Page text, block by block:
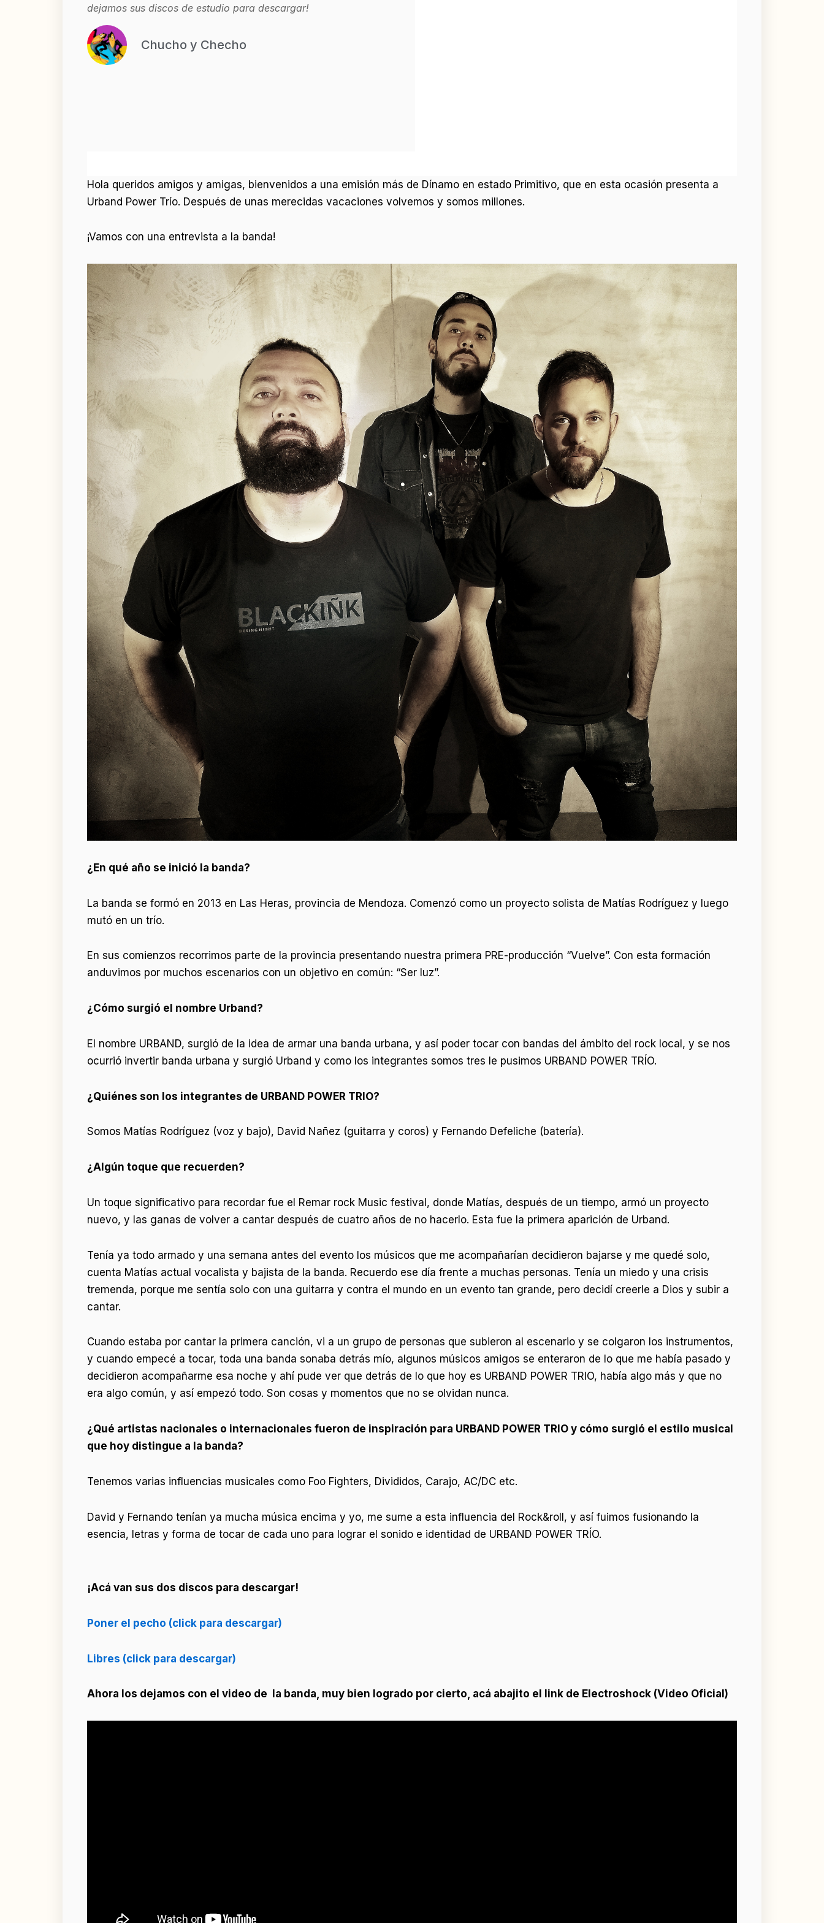
dejamos sus discos de estudio para descargar!
Chucho y Checho
Hola queridos amigos y amigas, bienvenidos a una emisión más de Dínamo en estado Primitivo, que en esta ocasión presenta a
Urband Power Trío. Después de unas merecidas vacaciones volvemos y somos millones.
¡Vamos con una entrevista a la banda!
¿En qué año se inició la banda?
La banda se formó en 2013 en Las Heras, provincia de Mendoza. Comenzó como un proyecto solista de Matías Rodríguez y luego
mutó en un trío.
En sus comienzos recorrimos parte de la provincia presentando nuestra primera PRE-producción “Vuelve”. Con esta formación
anduvimos por muchos escenarios con un objetivo en común: “Ser luz”.
¿Cómo surgió el nombre Urband?
El nombre URBAND, surgió de la idea de armar una banda urbana, y así poder tocar con bandas del ámbito del rock local, y se nos
ocurrió invertir banda urbana y surgió Urband y como los integrantes somos tres le pusimos URBAND POWER TRÍO.
¿Quiénes son los integrantes de URBAND POWER TRIO?
Somos Matías Rodríguez (voz y bajo), David Nañez (guitarra y coros) y Fernando Defeliche (batería).
¿Algún toque que recuerden?
Un toque significativo para recordar fue el Remar rock Music festival, donde Matías, después de un tiempo, armó un proyecto
nuevo, y las ganas de volver a cantar después de cuatro años de no hacerlo. Esta fue la primera aparición de Urband.
Tenía ya todo armado y una semana antes del evento los músicos que me acompañarían decidieron bajarse y me quedé solo,
cuenta Matías actual vocalista y bajista de la banda. Recuerdo ese día frente a muchas personas. Tenía un miedo y una crisis
tremenda, porque me sentía solo con una guitarra y contra el mundo en un evento tan grande, pero decidí creerle a Dios y subir a
cantar.
Cuando estaba por cantar la primera canción, vi a un grupo de personas que subieron al escenario y se colgaron los instrumentos,
y cuando empecé a tocar, toda una banda sonaba detrás mío, algunos músicos amigos se enteraron de lo que me había pasado y
decidieron acompañarme esa noche y ahí pude ver que detrás de lo que hoy es URBAND POWER TRIO, había algo más y que no
era algo común, y así empezó todo. Son cosas y momentos que no se olvidan nunca.
¿Qué artistas nacionales o internacionales fueron de inspiración para URBAND POWER TRIO y cómo surgió el estilo musical
que hoy distingue a la banda?
Tenemos varias influencias musicales como Foo Fighters, Divididos, Carajo, AC/DC etc.
David y Fernando tenían ya mucha música encima y yo, me sume a esta influencia del Rock&roll, y así fuimos fusionando la
esencia, letras y forma de tocar de cada uno para lograr el sonido e identidad de URBAND POWER TRÍO.
¡Acá van sus dos discos para descargar!
Poner el pecho (click para descargar)
Libres (click para descargar)
Ahora los dejamos con el video de la banda, muy bien logrado por cierto, acá abajito el link de Electroshock (Video Oficial)